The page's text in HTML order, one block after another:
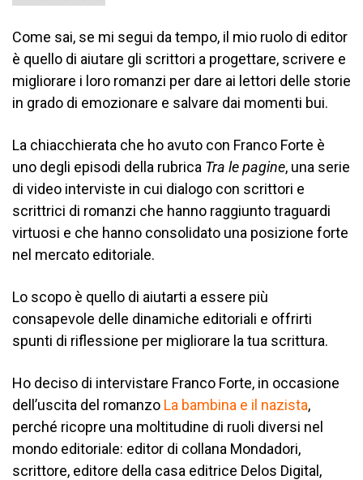
Come sai, se mi segui da tempo, il mio ruolo di editor
è quello di aiutare gli scrittori a progettare, scrivere e
migliorare i loro romanzi per dare ai lettori delle storie
in grado di emozionare e salvare dai momenti bui.
La chiacchierata che ho avuto con Franco Forte è
uno degli episodi della rubrica Tra le pagine, una serie
di video interviste in cui dialogo con scrittori e
scrittrici di romanzi che hanno raggiunto traguardi
virtuosi e che hanno consolidato una posizione forte
nel mercato editoriale.
Lo scopo è quello di aiutarti a essere più
consapevole delle dinamiche editoriali e offrirti
spunti di riflessione per migliorare la tua scrittura.
Ho deciso di intervistare Franco Forte, in occasione
dell’uscita del romanzo La bambina e il nazista,
perché ricopre una moltitudine di ruoli diversi nel
mondo editoriale: editor di collana Mondadori,
scrittore, editore della casa editrice Delos Digital,